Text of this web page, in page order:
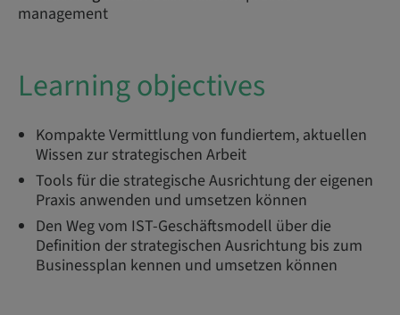
management
Learning objectives
Kompakte Vermittlung von fundiertem, aktuellen
Wissen zur strategischen Arbeit
Tools für die strategische Ausrichtung der eigenen
Praxis anwenden und umsetzen können
Den Weg vom IST-Geschäftsmodell über die
Definition der strategischen Ausrichtung bis zum
Businessplan kennen und umsetzen können